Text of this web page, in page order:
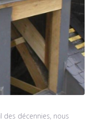
des décennies, nous